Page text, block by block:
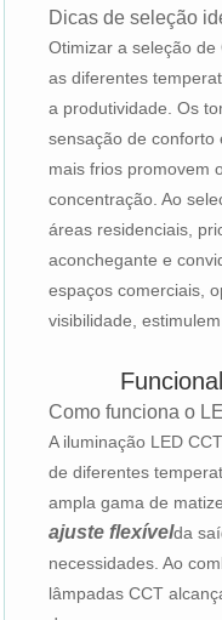
Dicas de seleção
Otimizar a seleção
as diferentes
a produtividade. Os
sensação de conforto
mais frios promovem
concentração. Ao
áreas residenciais,
aconchegante e
espaços comerciais,
visibilidade,
Como funciona o
A iluminação LED
de diferentes
ampla gama de
ajuste flexívelda
necessidades. Ao
lâmpadas CCT